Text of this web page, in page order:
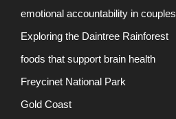
emotional accountability in couples
Exploring the Daintree Rainforest
foods that support brain health
Freycinet National Park
Gold Coast